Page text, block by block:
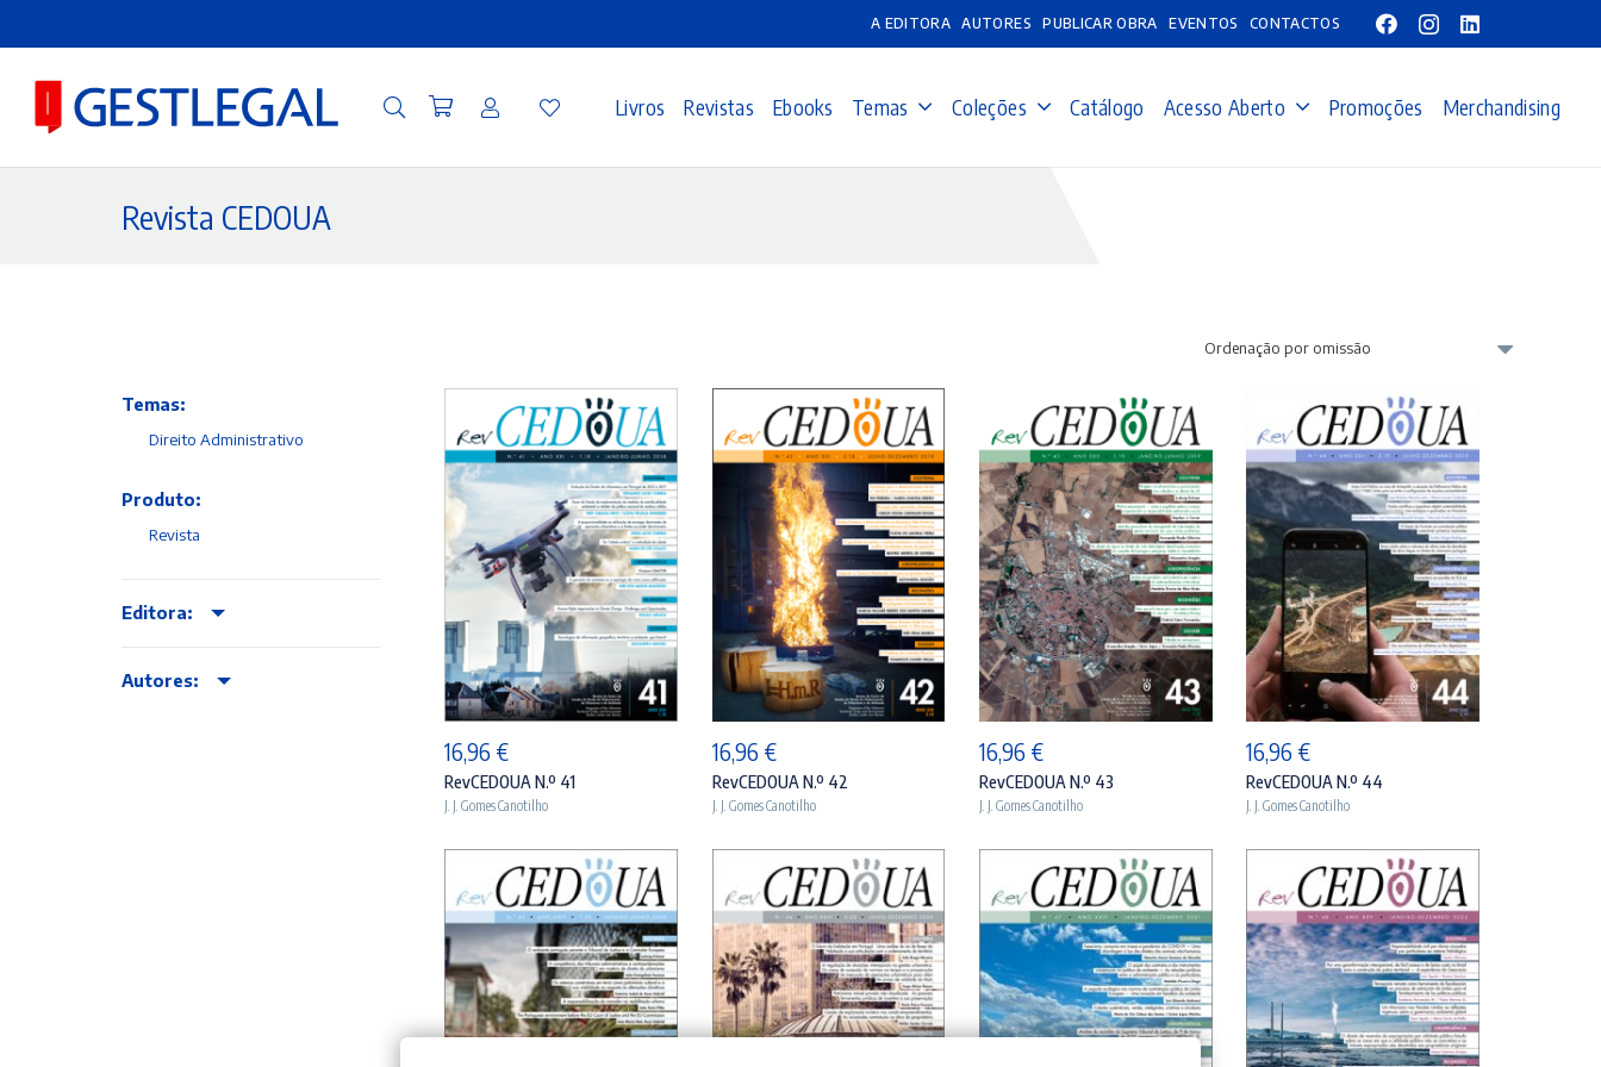
A EDITORA AUTORES PUBLICAR OBRA EVENTOS CONTACTOS
Livros Revistas Ebooks Temas Coleções Catálogo Acesso Aberto Promoções Merchandising
Revista CEDOUA
Temas:
Direito Administrativo
Produto:
Revista
Editora:
Autores:
ADICIONAR
16,96 €
RevCEDOUA N.º 41
J. J. Gomes Canotilho
ADICIONAR
16,96 €
RevCEDOUA N.º 42
J. J. Gomes Canotilho
ADICIONAR
16,96 €
RevCEDOUA N.º 43
J. J. Gomes Canotilho
ADICIONAR
16,96 €
RevCEDOUA N.º 44
J. J. Gomes Canotilho